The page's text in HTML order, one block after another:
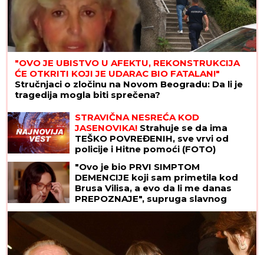
"OVO JE UBISTVO U AFEKTU, REKONSTRUKCIJA
ĆE OTKRITI KOJI JE UDARAC BIO FATALAN!"
Stručnjaci o zločinu na Novom Beogradu: Da li je
tragedija mogla biti sprečena?
STRAVIČNA NESREĆA KOD
JASENOVIKA! Strahuje se da ima
TEŠKO POVREĐENIH, sve vrvi od
policije i Hitne pomoći (FOTO)
"Ovo je bio PRVI SIMPTOM
DEMENCIJE koji sam primetila kod
Brusa Vilisa, a evo da li me danas
PREPOZNAJE", supruga slavnog
glumca otkrila nove detalje - OSEĆAJ